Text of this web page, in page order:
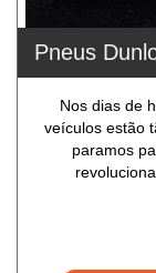
Pneus
Nos dias de
veículos estão
paramos